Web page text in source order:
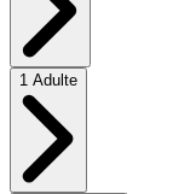
1 Adulte